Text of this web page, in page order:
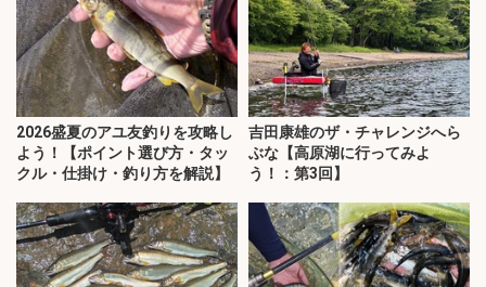
2026盛夏のアユ友釣りを攻略し
よう！【ポイント選び方・タッ
クル・仕掛け・釣り方を解説】
吉田康雄のザ・チャレンジへら
ぶな【高原湖に行ってみよ
う！：第3回】